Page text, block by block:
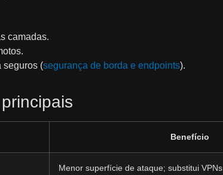
camadas.
seguros (segurança de borda e endpoints).
Benefício
Menor superfície de ataque; substitui VPNs